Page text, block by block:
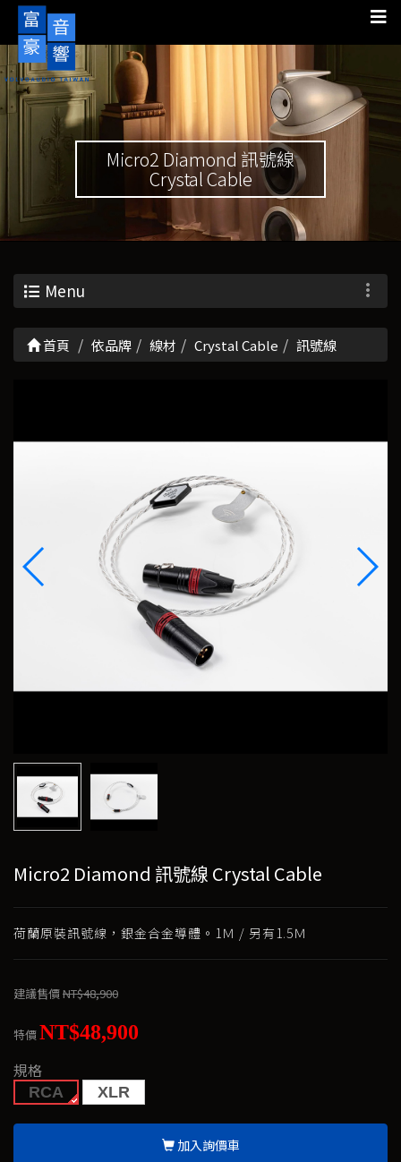
Micro2 Diamond 訊號線
Crystal Cable
Menu
首頁 依品牌 線材 Crystal Cable 訊號線
Micro2 Diamond 訊號線 Crystal Cable
荷蘭原裝訊號線，銀金合金導體。1Ｍ / 另有1.5Ｍ
建議售價NT$48,900
特價NT$48,900
規格
RCA XLR
加入詢價車